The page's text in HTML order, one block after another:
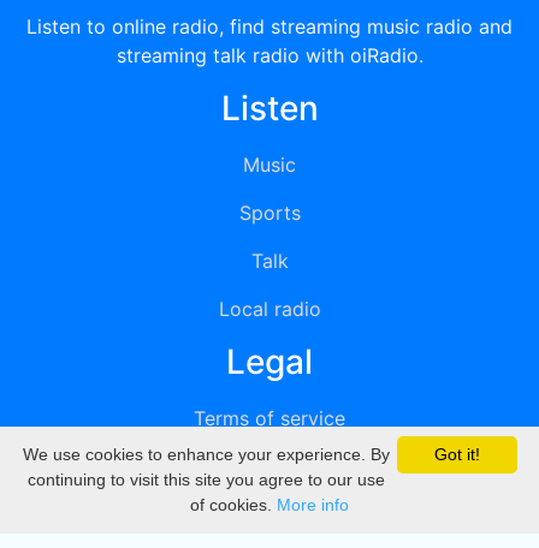
Listen to online radio, find streaming music radio and
streaming talk radio with oiRadio.
Listen
Music
Sports
Talk
Local radio
Legal
Terms of service
Privacy
DMCA
Got it!
We use cookies to enhance your experience. By
continuing to visit this site you agree to our use
of cookies. More info